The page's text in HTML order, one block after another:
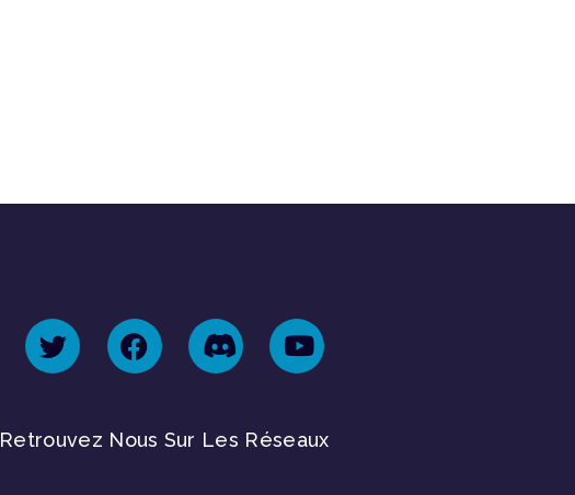
Retrouvez Nous Sur Les Réseaux